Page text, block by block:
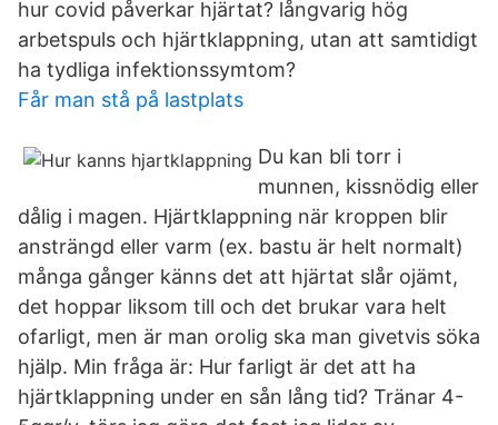
hur covid påverkar hjärtat? långvarig hög
arbetspuls och hjärtklappning, utan att samtidigt
ha tydliga infektionssymtom?
Får man stå på lastplats
Du kan bli torr i
munnen, kissnödig eller
dålig i magen. Hjärtklappning när kroppen blir
ansträngd eller varm (ex. bastu är helt normalt)
många gånger känns det att hjärtat slår ojämt,
det hoppar liksom till och det brukar vara helt
ofarligt, men är man orolig ska man givetvis söka
hjälp. Min fråga är: Hur farligt är det att ha
hjärtklappning under en sån lång tid? Tränar 4-